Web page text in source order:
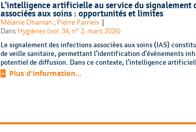
L’intelligence artificielle au service du signalement
associées aux soins : opportunités et limites
Mélanie Ohanian ; Pierre Parneix |
Dans Hygiènes (vol. 34, n° 2, mars 2026)
Le signalement des infections associées aux soins (IAS)
de veille sanitaire, permettant l’identification d’événements
potentiel de diffusion. Dans ce contexte, l’intelligence
Plus d'information...